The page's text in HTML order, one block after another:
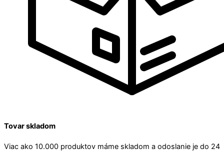
Tovar skladom
Viac ako 10.000 produktov máme skladom a odoslanie je do 24